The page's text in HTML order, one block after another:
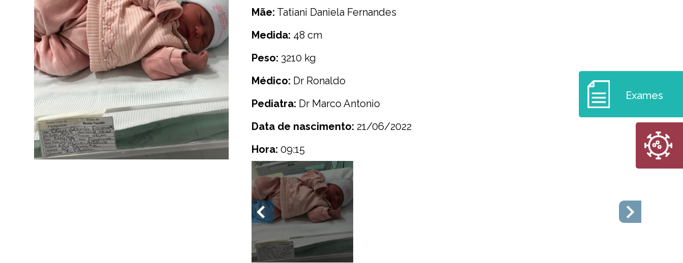
Mãe: Tatiani Daniela Fernandes
Medida: 48 cm
Peso: 3210 kg
Médico: Dr Ronaldo
Pediatra: Dr Marco Antonio
Data de nascimento: 21/06/2022
Hora: 09:15
Exames